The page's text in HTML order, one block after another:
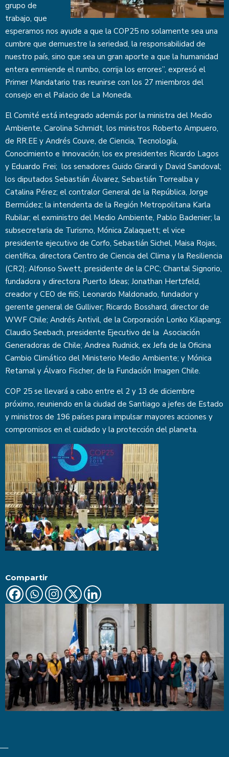
grupo de
trabajo, que
esperamos nos ayude a que la COP25 no solamente sea una
cumbre que demuestre la seriedad, la responsabilidad de
nuestro país, sino que sea un gran aporte a que la humanidad
entera enmiende el rumbo, corrija los errores”, expresó el
Primer Mandatario tras reunirse con los 27 miembros del
consejo en el Palacio de La Moneda.
El Comité está integrado además por la ministra del Medio
Ambiente, Carolina Schmidt, los ministros Roberto Ampuero,
de RR.EE y Andrés Couve, de Ciencia, Tecnología,
Conocimiento e Innovación; los ex presidentes Ricardo Lagos
y Eduardo Frei; los senadores Guido Girardi y David Sandoval;
los diputados Sebastián Álvarez, Sebastián Torrealba y
Catalina Pérez; el contralor General de la República, Jorge
Bermúdez; la intendenta de la Región Metropolitana Karla
Rubilar; el exministro del Medio Ambiente, Pablo Badenier; la
subsecretaria de Turismo, Mónica Zalaquett; el vice
presidente ejecutivo de Corfo, Sebastián Sichel, Maisa Rojas,
científica, directora Centro de Ciencia del Clima y la Resiliencia
(CR2); Alfonso Swett, presidente de la CPC; Chantal Signorio,
fundadora y directora Puerto Ideas; Jonathan Hertzfeld,
creador y CEO de fiiS; Leonardo Maldonado, fundador y
gerente general de Gulliver; Ricardo Bosshard, director de
WWF Chile; Andrés Antivil, de la Corporación Lonko Kilapang;
Claudio Seebach, presidente Ejecutivo de la Asociación
Generadoras de Chile; Andrea Rudnick, ex Jefa de la Oficina
Cambio Climático del Ministerio Medio Ambiente; y Mónica
Retamal y Álvaro Fischer, de la Fundación Imagen Chile.
COP 25 se llevará a cabo entre el 2 y 13 de diciembre
próximo, reuniendo en la ciudad de Santiago a jefes de Estado
y ministros de 196 países para impulsar mayores acciones y
compromisos en el cuidado y la protección del planeta.
Compartir